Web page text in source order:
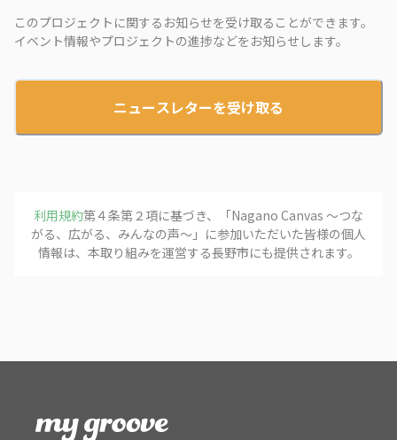
このプロジェクトに関するお知らせを受け取ることができます。
イベント情報やプロジェクトの進捗などをお知らせします。
ニュースレターを受け取る
利用規約第４条第２項に基づき、「Nagano Canvas 〜つな
がる、広がる、みんなの声〜 」に参加いただいた皆様の個人
情報は、本取り組みを運営する長野市にも提供されます。